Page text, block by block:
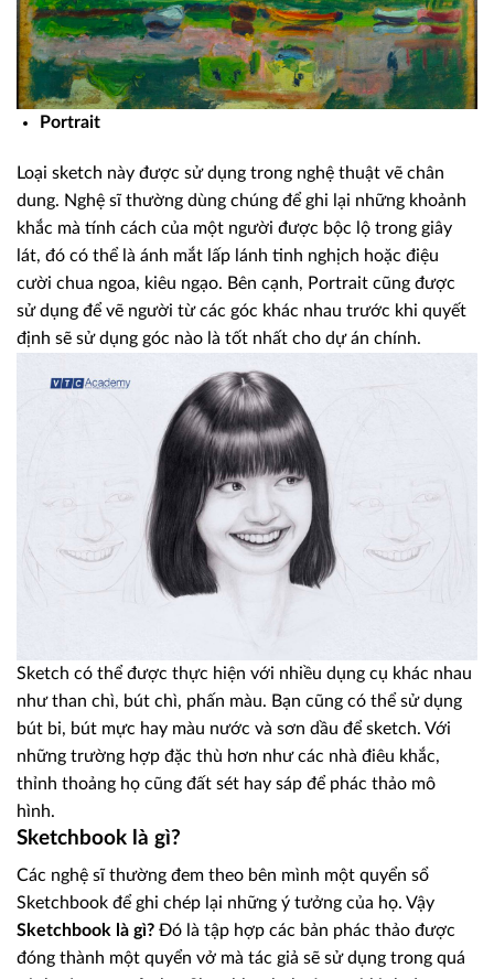
Portrait
Loại sketch này được sử dụng trong nghệ thuật vẽ chân
dung. Nghệ sĩ thường dùng chúng để ghi lại những khoảnh
khắc mà tính cách của một người được bộc lộ trong giây
lát, đó có thể là ánh mắt lấp lánh tinh nghịch hoặc điệu
cười chua ngoa, kiêu ngạo. Bên cạnh, Portrait cũng được
sử dụng để vẽ người từ các góc khác nhau trước khi quyết
định sẽ sử dụng góc nào là tốt nhất cho dự án chính.
Sketch có thể được thực hiện với nhiều dụng cụ khác nhau
như than chì, bút chì, phấn màu. Bạn cũng có thể sử dụng
bút bi, bút mực hay màu nước và sơn dầu để sketch. Với
những trường hợp đặc thù hơn như các nhà điêu khắc,
thỉnh thoảng họ cũng đất sét hay sáp để phác thảo mô
hình.
Sketchbook là gì?
Các nghệ sĩ thường đem theo bên mình một quyển sổ
Sketchbook để ghi chép lại những ý tưởng của họ. Vậy
Sketchbook là gì? Đó là tập hợp các bản phác thảo được
đóng thành một quyển vở mà tác giả sẽ sử dụng trong quá